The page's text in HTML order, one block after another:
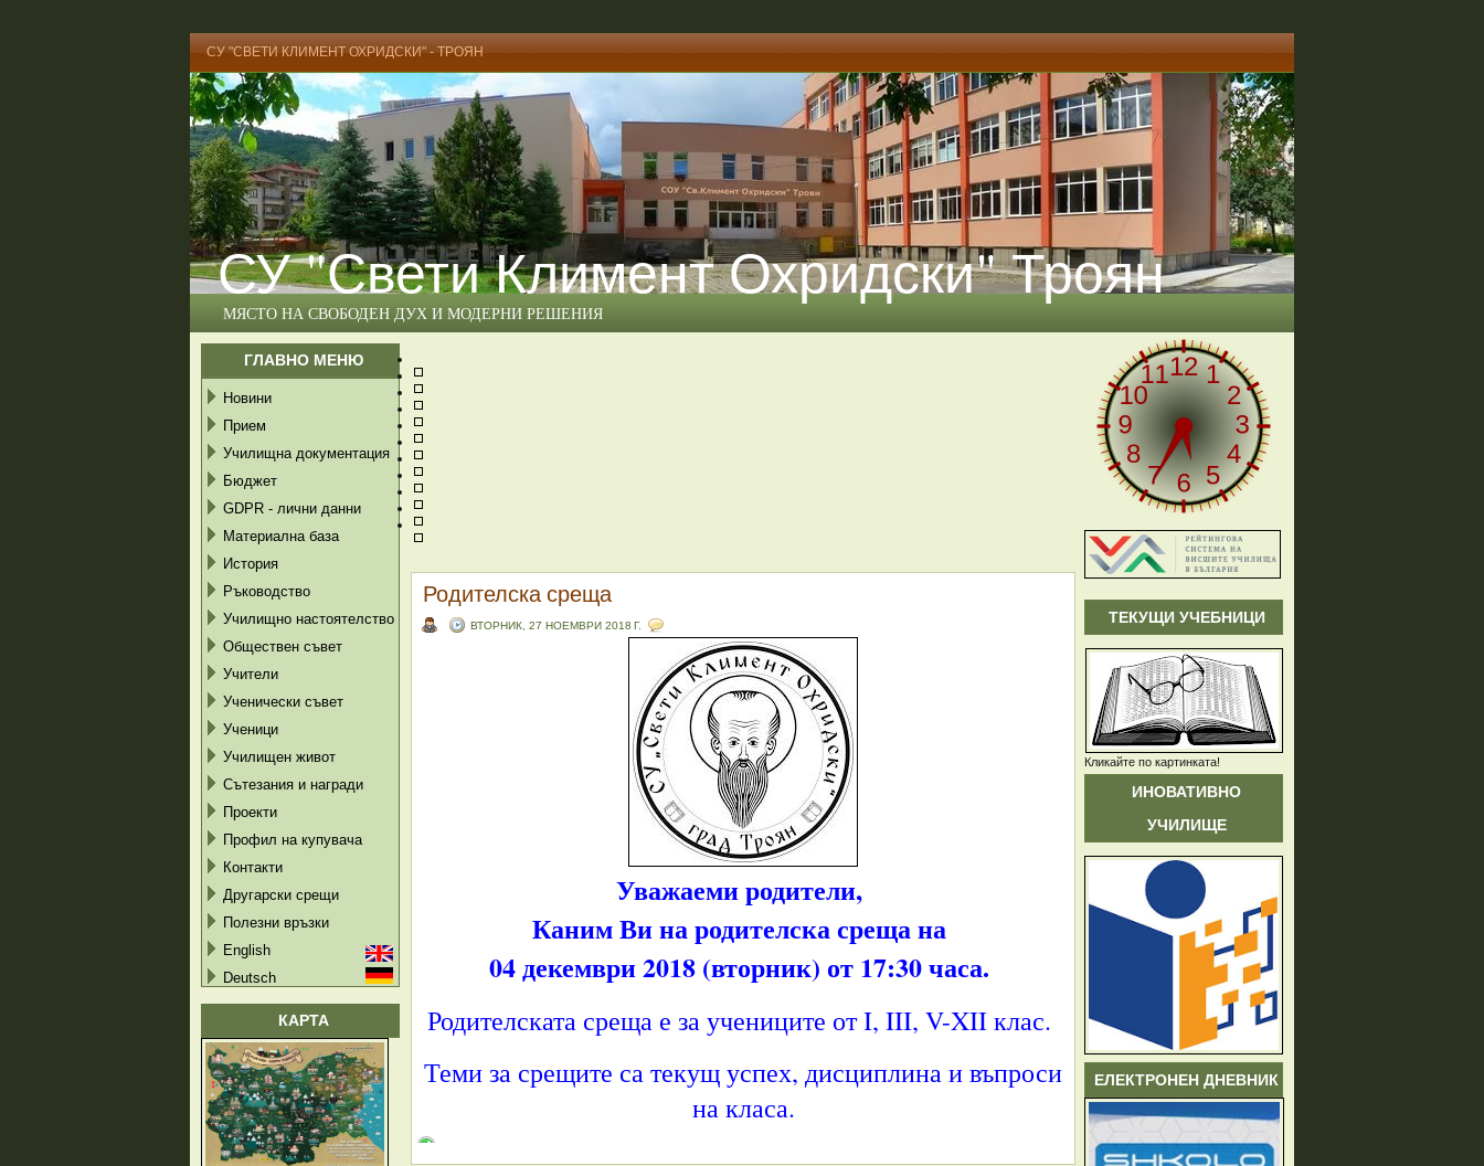
СУ "СВЕТИ КЛИМЕНТ ОХРИДСКИ" - ТРОЯН
СУ "Свети Климент Охридски" Троян
МЯСТО НА СВОБОДЕН ДУХ И МОДЕРНИ РЕШЕНИЯ
ГЛАВНО МЕНЮ
Новини
Прием
Училищна документация
Бюджет
GDPR - лични данни
Материална база
История
Ръководство
Училищно настоятелство
Обществен съвет
Учители
Ученически съвет
Ученици
Училищен живот
Сътезания и награди
Проекти
Профил на купувача
Контакти
Другарски срещи
Полезни връзки
English
Deutsch
КАРТА
Родителска среща
ВТОРНИК, 27 НОЕМВРИ 2018 Г.
Уважаеми родители,
Каним Ви на родителска среща на
04 декември 2018 (вторник) от 17:30 часа.
Родителската среща е за учениците от I, III, V-XII клас.
Теми за срещите са текущ успех, дисциплина и въпроси
на класа.
ТЕКУЩИ УЧЕБНИЦИ
Кликайте по картинката!
ИНОВАТИВНО
УЧИЛИЩЕ
ЕЛЕКТРОНЕН ДНЕВНИК